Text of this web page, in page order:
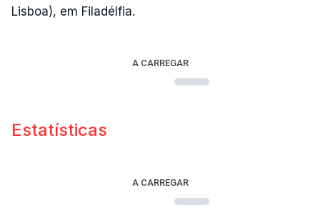
Lisboa), em Filadélfia.
A CARREGAR
Estatísticas
A CARREGAR